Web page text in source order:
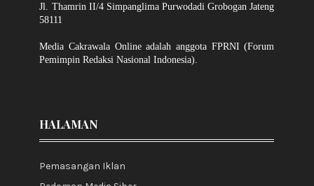
Jl. Thamrin II/4 Simpanglima Purwodadi Grobogan Jateng
58111
Media Cakrawala Online adalah anggota FPRNI (Forum
Pemimpin Redaksi Nasional Indonesia).
HALAMAN
Pemasangan Iklan